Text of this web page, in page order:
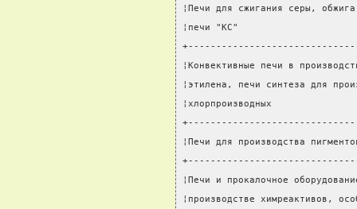
¦Печи для сжигания серы,
¦печи "КС"
¦Конвективные печи в
¦этилена, печи синтеза
¦хлорпроизводных
¦Печи для производства
¦Печи и прокалочное
¦производстве